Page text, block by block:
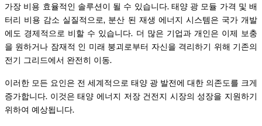
가장 비용 효율적인 솔루션이 될 수 있습니다. 태양 광 모듈 가격 및 배
터리 비용 감소 실질적으로, 분산 된 재생 에너지 시스템은 국가 개발
에도 경제적으로 비할 수 있습니다. 더 많은 기업과 개인은 이제 보충
을 원하거나 잠재적 인 미래 붕괴로부터 자신을 격리하기 위해 기존의
전기 그리드에서 완전히 이동.
이러한 모든 요인은 전 세계적으로 태양 광 발전에 대한 의존도를 크게
증가합니다. 이것은 태양 에너지 저장 건전지 시장의 성장을 지원하기
위하여 예상됩니다.